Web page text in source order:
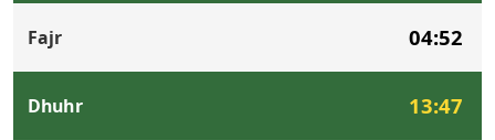
Fajr 04:52
Dhuhr 13:47